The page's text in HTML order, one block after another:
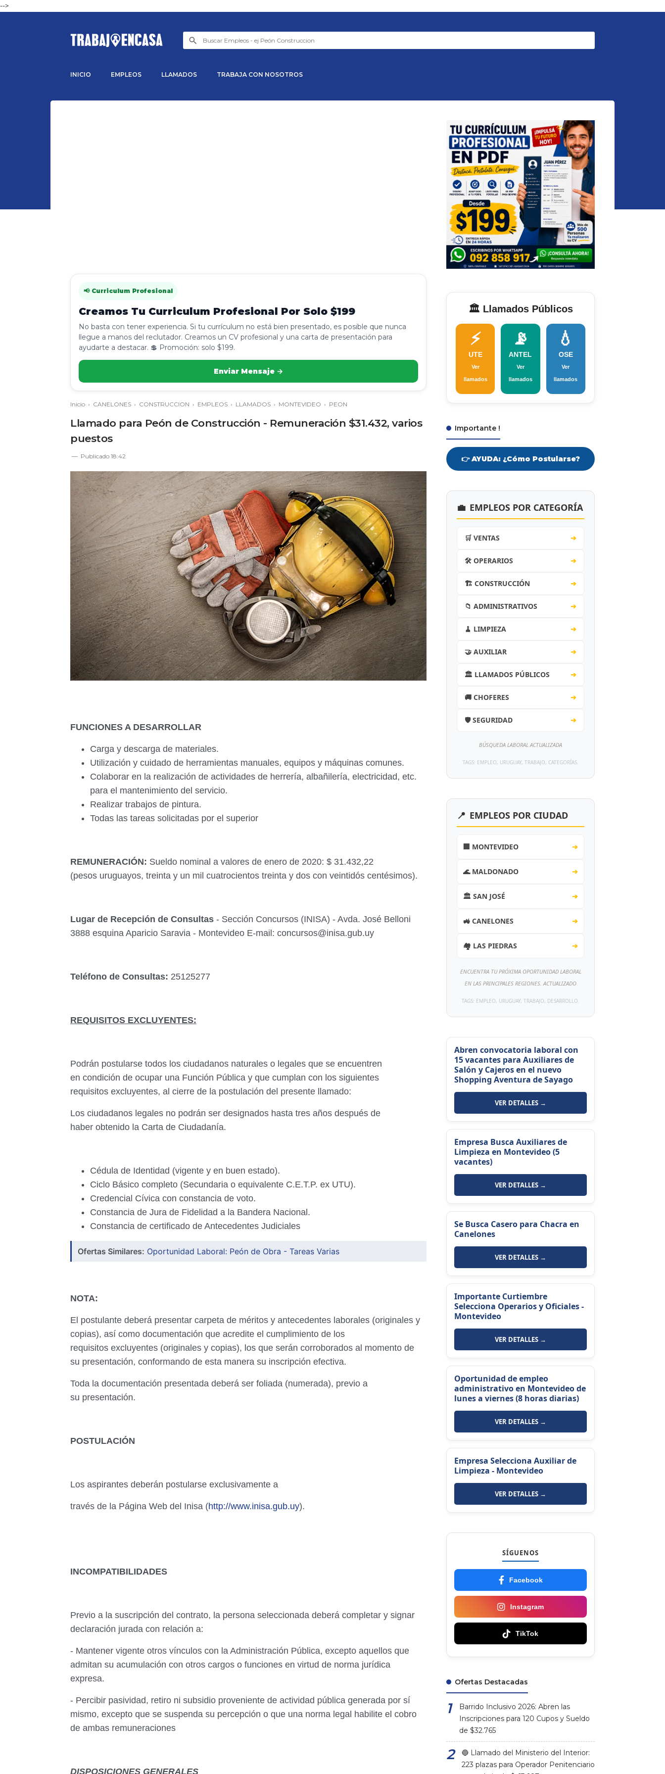
-->
INICIO EMPLEOS LLAMADOS TRABAJA CON NOSOTROS
📢 Curriculum Profesional
Creamos Tu Curriculum Profesional Por Solo $199
No basta con tener experiencia. Si tu currículum no está bien presentado, es posible que nunca
llegue a manos del reclutador. Creamos un CV profesional y una carta de presentación para
ayudarte a destacar. 💲 Promoción: solo $199.
Enviar Mensaje →
Inicio › CANELONES › CONSTRUCCION › EMPLEOS › LLAMADOS › MONTEVIDEO › PEON
Llamado para Peón de Construcción - Remuneración $31.432, varios
puestos
Publicado 18:42
FUNCIONES A DESARROLLAR
Carga y descarga de materiales.
Utilización y cuidado de herramientas manuales, equipos y máquinas comunes.
Colaborar en la realización de actividades de herrería, albañilería, electricidad, etc.
para el mantenimiento del servicio.
Realizar trabajos de pintura.
Todas las tareas solicitadas por el superior
REMUNERACIÓN: Sueldo nominal a valores de enero de 2020: $ 31.432,22
(pesos uruguayos, treinta y un mil cuatrocientos treinta y dos con veintidós centésimos).
Lugar de Recepción de Consultas - Sección Concursos (INISA) - Avda. José Belloni
3888 esquina Aparicio Saravia - Montevideo E-mail: concursos@inisa.gub.uy
Teléfono de Consultas: 25125277
REQUISITOS EXCLUYENTES:
Podrán postularse todos los ciudadanos naturales o legales que se encuentren
en condición de ocupar una Función Pública y que cumplan con los siguientes
requisitos excluyentes, al cierre de la postulación del presente llamado:
Los ciudadanos legales no podrán ser designados hasta tres años después de
haber obtenido la Carta de Ciudadanía.
Cédula de Identidad (vigente y en buen estado).
Ciclo Básico completo (Secundaria o equivalente C.E.T.P. ex UTU).
Credencial Cívica con constancia de voto.
Constancia de Jura de Fidelidad a la Bandera Nacional.
Constancia de certificado de Antecedentes Judiciales
Ofertas Similares: Oportunidad Laboral: Peón de Obra - Tareas Varias
NOTA:
El postulante deberá presentar carpeta de méritos y antecedentes laborales (originales y
copias), así como documentación que acredite el cumplimiento de los
requisitos excluyentes (originales y copias), los que serán corroborados al momento de
su presentación, conformando de esta manera su inscripción efectiva.
Toda la documentación presentada deberá ser foliada (numerada), previo a
su presentación.
POSTULACIÓN
Los aspirantes deberán postularse exclusivamente a
través de la Página Web del Inisa (http://www.inisa.gub.uy).
INCOMPATIBILIDADES
Previo a la suscripción del contrato, la persona seleccionada deberá completar y signar
declaración jurada con relación a:
- Mantener vigente otros vínculos con la Administración Pública, excepto aquellos que
admitan su acumulación con otros cargos o funciones en virtud de norma jurídica
expresa.
- Percibir pasividad, retiro ni subsidio proveniente de actividad pública generada por sí
mismo, excepto que se suspenda su percepción o que una norma legal habilite el cobro
de ambas remuneraciones
DISPOSICIONES GENERALES
🏛️ Llamados Públicos
⚡
UTE
Ver
llamados
📡
ANTEL
Ver
llamados
💧
OSE
Ver
llamados
Importante !
👉 AYUDA: ¿Cómo Postularse?
💼 EMPLEOS POR CATEGORÍA
🛒 VENTAS ➔
🛠️ OPERARIOS ➔
🏗️ CONSTRUCCIÓN ➔
📁 ADMINISTRATIVOS ➔
🧹 LIMPIEZA ➔
🤝 AUXILIAR ➔
🏛️ LLAMADOS PÚBLICOS ➔
🚚 CHOFERES ➔
🛡️ SEGURIDAD ➔
BÚSQUEDA LABORAL ACTUALIZADA
TAGS: EMPLEO, URUGUAY, TRABAJO, CATEGORÍAS.
📍 EMPLEOS POR CIUDAD
🏢 MONTEVIDEO ➔
🌊 MALDONADO ➔
🏛️ SAN JOSÉ ➔
🚜 CANELONES ➔
🏘️ LAS PIEDRAS ➔
ENCUENTRA TU PRÓXIMA OPORTUNIDAD LABORAL
EN LAS PRINCIPALES REGIONES. ACTUALIZADO
TAGS: EMPLEO, URUGUAY, TRABAJO, DESARROLLO.
Abren convocatoria laboral con
15 vacantes para Auxiliares de
Salón y Cajeros en el nuevo
Shopping Aventura de Sayago
VER DETALLES →
Empresa Busca Auxiliares de
Limpieza en Montevideo (5
vacantes)
VER DETALLES →
Se Busca Casero para Chacra en
Canelones
VER DETALLES →
Importante Curtiembre
Selecciona Operarios y Oficiales -
Montevideo
VER DETALLES →
Oportunidad de empleo
administrativo en Montevideo de
lunes a viernes (8 horas diarias)
VER DETALLES →
Empresa Selecciona Auxiliar de
Limpieza - Montevideo
VER DETALLES →
SÍGUENOS
Facebook
Instagram
TikTok
Ofertas Destacadas
Barrido Inclusivo 2026: Abren las
Inscripciones para 120 Cupos y Sueldo
de $32.765
🔵 Llamado del Ministerio del Interior:
223 plazas para Operador Penitenciario